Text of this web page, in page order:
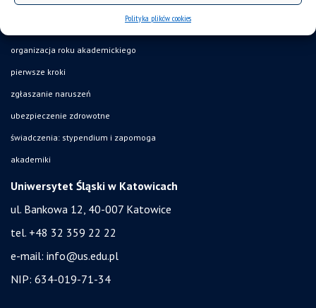
Polityka plików cookies
USOSweb
organizacja roku akademickiego
pierwsze kroki
zgłaszanie naruszeń
ubezpieczenie zdrowotne
świadczenia: stypendium i zapomoga
akademiki
Uniwersytet Śląski w Katowicach
ul. Bankowa 12, 40-007 Katowice
tel. +48 32 359 22 22
e-mail: info@us.edu.pl
NIP: 634-019-71-34